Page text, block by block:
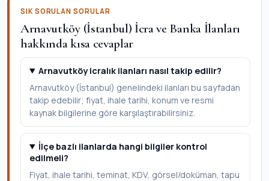
SIK SORULAN SORULAR
Arnavutköy (İstanbul) İcra ve Banka İlanları
hakkında kısa cevaplar
Arnavutköy icralık ilanları nasıl takip edilir?
Arnavutköy (İstanbul) genelindeki ilanları bu sayfadan
takip edebilir; fiyat, ihale tarihi, konum ve resmi
kaynak bilgilerine göre karşılaştırabilirsiniz.
İlçe bazlı ilanlarda hangi bilgiler kontrol
edilmeli?
Fiyat, ihale tarihi, teminat, KDV, görsel/doküman, tapu